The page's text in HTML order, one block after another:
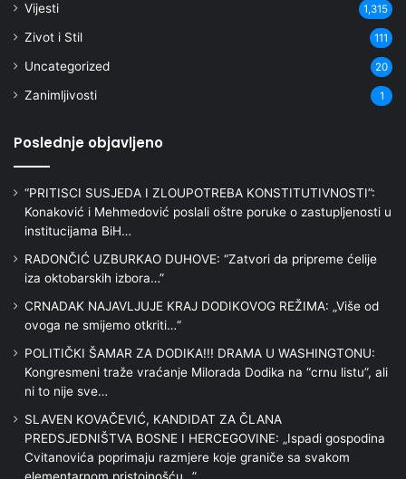
Vijesti 1,315
Zivot i Stil 111
Uncategorized 20
Zanimljivosti 1
Poslednje objavljeno
“PRITISCI SUSJEDA I ZLOUPOTREBA KONSTITUTIVNOSTI”:
Konaković i Mehmedović poslali oštre poruke o zastupljenosti u
institucijama BiH…
RADONČIĆ UZBURKAO DUHOVE: “Zatvori da pripreme ćelije
iza oktobarskih izbora…”
CRNADAK NAJAVLJUJE KRAJ DODIKOVOG REŽIMA: „Više od
ovoga ne smijemo otkriti…“
POLITIČKI ŠAMAR ZA DODIKA!!! DRAMA U WASHINGTONU:
Kongresmeni traže vraćanje Milorada Dodika na “crnu listu”, ali
ni to nije sve…
SLAVEN KOVAČEVIĆ, KANDIDAT ZA ČLANA
PREDSJEDNIŠTVA BOSNE I HERCEGOVINE: „Ispadi gospodina
Cvitanovića poprimaju razmjere koje graniče sa svakom